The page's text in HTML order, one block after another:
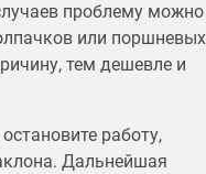
проблему можно
или поршневых
тем дешевле и
работу,
Дальнейшая